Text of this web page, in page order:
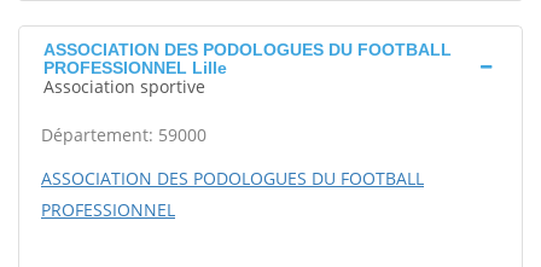
ASSOCIATION DES PODOLOGUES DU FOOTBALL
PROFESSIONNEL Lille
Association sportive
Département: 59000
ASSOCIATION DES PODOLOGUES DU FOOTBALL
PROFESSIONNEL